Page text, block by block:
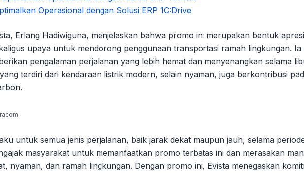
Operasional dengan Solusi ERP 1C:Drive
Erlang Hadiwiguna, menjelaskan bahwa promo ini merupakan bentuk
upaya untuk mendorong penggunaan transportasi ramah lingkungan.
pengalaman perjalanan yang lebih hemat dan menyenangkan selama
terdiri dari kendaraan listrik modern, selain nyaman, juga berkontribusi
untuk semua jenis perjalanan, baik jarak dekat maupun jauh, selama
masyarakat untuk memanfaatkan promo terbatas ini dan merasakan
nyaman, dan ramah lingkungan. Dengan promo ini, Evista menegaskan